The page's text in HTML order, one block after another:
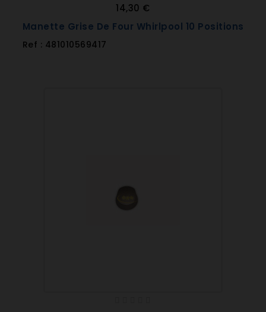
14,30 €
Manette Grise De Four Whirlpool 10 Positions
Ref : 481010569417